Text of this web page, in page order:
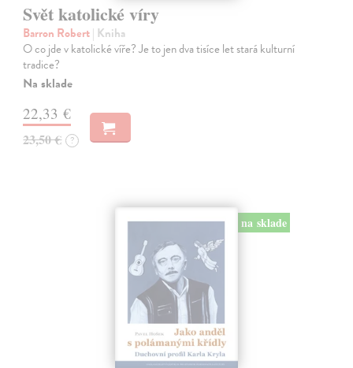
Svět katolické víry
Barron Robert| Kniha
O co jde v katolické víře? Je to jen dva tisíce let stará kulturní
tradice?
Na sklade
22,33 €
23,50 € ?
na sklade